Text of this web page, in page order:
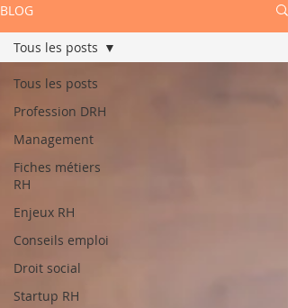
BLOG
Tous les posts
Profession DRH
Management
Fiches métiers
RH
Enjeux RH
Conseils emploi
Droit social
Startup RH
Tous les posts